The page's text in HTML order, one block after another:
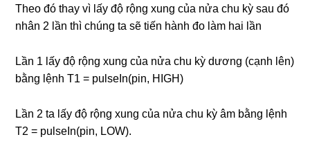
Theo đó thay vì lấy độ rộng xung của nửa chu kỳ sau đó
nhân 2 lần thì chúng ta sẽ tiến hành đo làm hai lần
Lần 1 lấy độ rộng xung của nửa chu kỳ dương (cạnh lên)
bằng lệnh T1 = pulseIn(pin, HIGH)
Lần 2 ta lấy độ rộng xung của nửa chu kỳ âm bằng lệnh
T2 = pulseIn(pin, LOW).